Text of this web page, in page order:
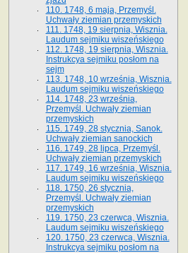
110. 1748, 6 maja, Przemyśl.
Uchwały ziemian przemyskich
111. 1748, 19 sierpnia, Wisznia.
Laudum sejmiku wiszeńskiego
112. 1748, 19 sierpnia, Wisznia.
Instrukcya sejmiku posłom na
sejm
113. 1748, 10 września, Wisznia.
Laudum sejmiku wiszeńskiego
114. 1748, 23 września,
Przemyśl. Uchwały ziemian
przemyskich
115. 1749, 28 stycznia, Sanok.
Uchwały ziemian sanockich
116. 1749, 28 lipca, Przemyśl.
Uchwały ziemian przemyskich
117. 1749, 16 września, Wisznia.
Laudum sejmiku wiszeńskiego
118. 1750, 26 stycznia,
Przemyśl. Uchwały ziemian
przemyskich
119. 1750, 23 czerwca, Wisznia.
Laudum sejmiku wiszeńskiego
120. 1750, 23 czerwca, Wisznia.
Instrukcya sejmiku posłom na